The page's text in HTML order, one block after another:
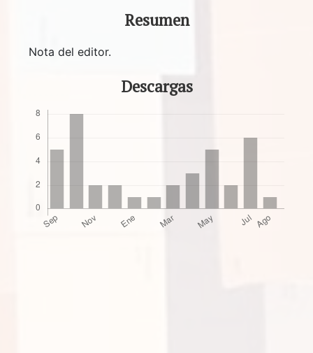
Resumen
Nota del editor.
Descargas